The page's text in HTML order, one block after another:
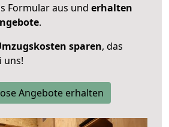
Formular aus und erhalten
.
sparen, das
uns!
Angebote erhalten